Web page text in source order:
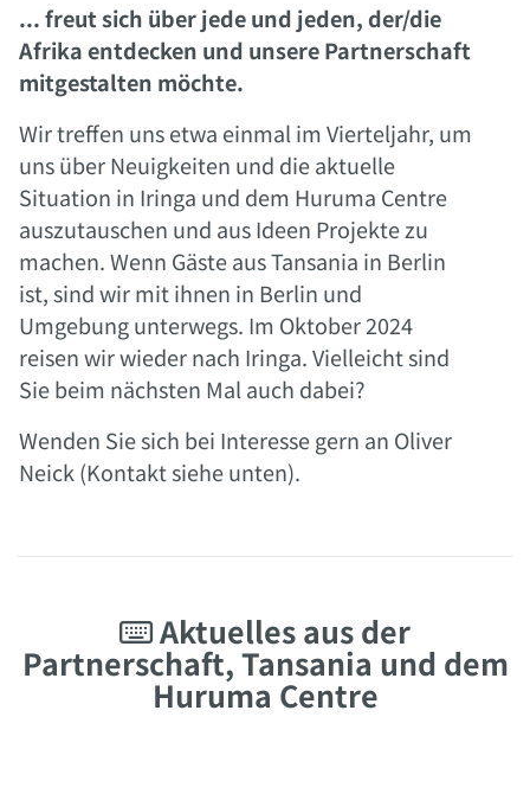
... freut sich über jede und jeden, der/die
Afrika entdecken und unsere Partnerschaft
mitgestalten möchte.
Wir treffen uns etwa einmal im Vierteljahr, um
uns über Neuigkeiten und die aktuelle
Situation in Iringa und dem Huruma Centre
auszutauschen und aus Ideen Projekte zu
machen. Wenn Gäste aus Tansania in Berlin
ist, sind wir mit ihnen in Berlin und
Umgebung unterwegs. Im Oktober 2024
reisen wir wieder nach Iringa. Vielleicht sind
Sie beim nächsten Mal auch dabei?
Wenden Sie sich bei Interesse gern an Oliver
Neick (Kontakt siehe unten).
 Aktuelles aus der
Partnerschaft, Tansania und dem
Huruma Centre